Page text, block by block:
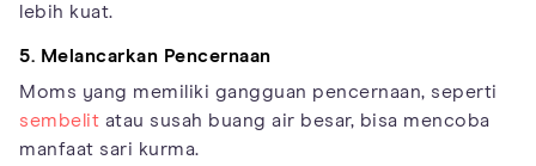
lebih kuat.
5. Melancarkan Pencernaan
Moms yang memiliki gangguan pencernaan, seperti
sembelit atau susah buang air besar, bisa mencoba
manfaat sari kurma.